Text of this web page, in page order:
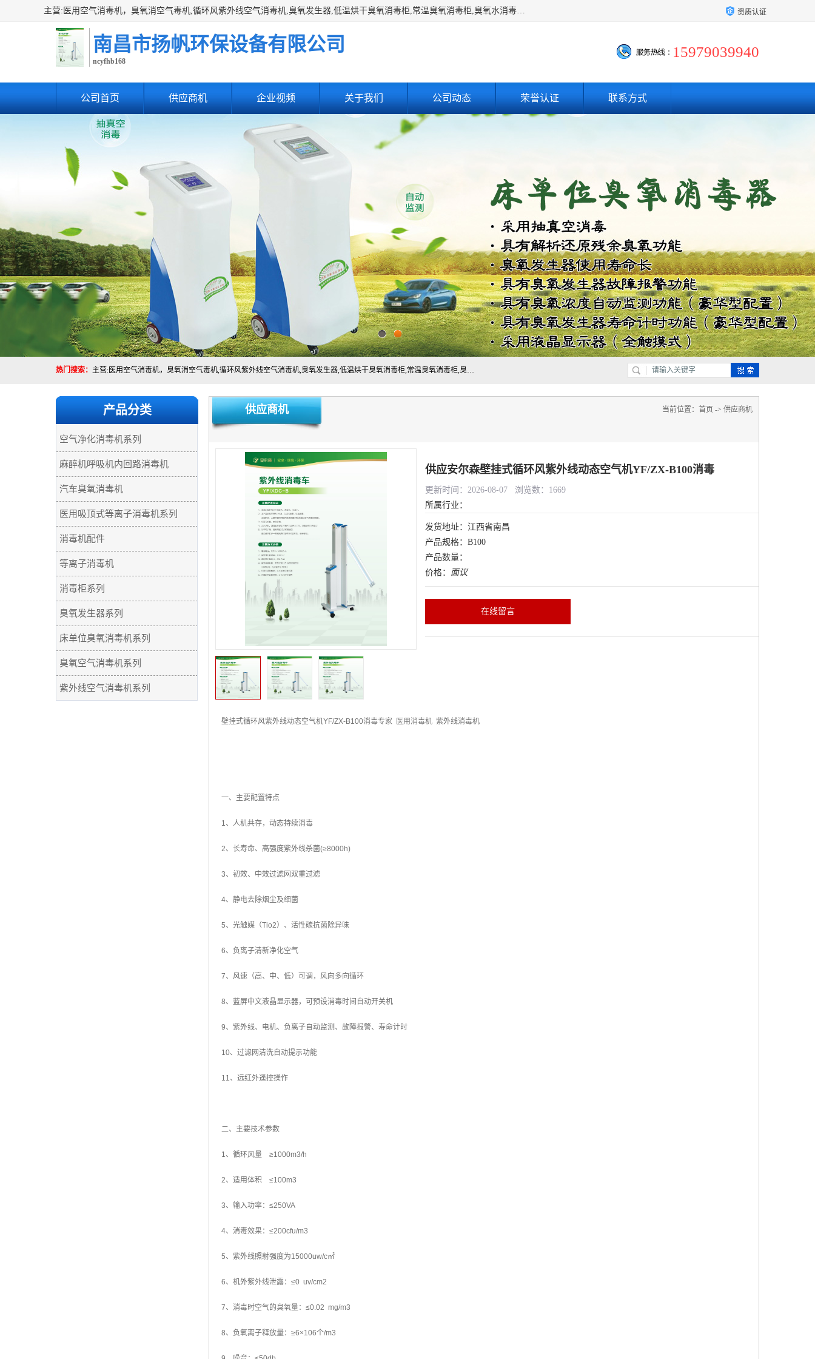
主营:医用空气消毒机，臭氧消空气毒机,循环风紫外线空气消毒机,臭氧发生器,低温烘干臭氧消毒柜,常温臭氧消毒柜,臭氧水消毒机,管道容器臭氧消毒机,内置式臭氧消毒机,外置式臭氧消毒机,床单位臭氧消毒器。医用工作服灭菌柜，医用拖鞋消毒柜,麻醉机内管路消毒机，呼吸机回路消毒机 资质认证
南昌市扬帆环保设备有限公司
ncyfhb168
15979039940
公司首页 供应商机 企业视频 关于我们 公司动态 荣誉认证 联系方式
热门搜索： 主营:医用空气消毒机，臭氧消空气毒机,循环风紫外线空气消毒机,臭氧发生器,低温烘干臭氧消毒柜,常温臭氧消毒柜,臭氧水消毒机,管道容器臭氧消毒机,内置式臭氧消毒机,外置式臭氧消毒机,床单位臭氧消毒器。医用工作服灭菌柜，医用拖鞋消毒柜,麻醉机内管路消毒机，呼吸机回路消毒机
产品分类
空气净化消毒机系列
麻醉机呼吸机内回路消毒机
汽车臭氧消毒机
医用吸顶式等离子消毒机系列
消毒机配件
等离子消毒机
消毒柜系列
臭氧发生器系列
床单位臭氧消毒机系列
臭氧空气消毒机系列
紫外线空气消毒机系列
供应商机 当前位置： 首页 -> 供应商机
供应安尔森壁挂式循环风紫外线动态空气机YF/ZX-B100消毒
更新时间：2026-08-07 浏览数：1669
所属行业：
发货地址：江西省南昌
产品规格：B100
产品数量：
价格： 面议
在线留言
壁挂式循环风紫外线动态空气机YF/ZX-B100消毒专家 医用消毒机 紫外线消毒机
一、主要配置特点
1、人机共存，动态持续消毒
2、长寿命、高强度紫外线杀菌(≥8000h)
3、初效、中效过滤网双重过滤
4、静电去除烟尘及细菌
5、光触媒（Tio2）、活性碳抗菌除异味
6、负离子清新净化空气
7、风速（高、中、低）可调，风向多向循环
8、蓝屏中文液晶显示器，可预设消毒时间自动开关机
9、紫外线、电机、负离子自动监测、故障报警、寿命计时
10、过滤网清洗自动提示功能
11、远红外遥控操作
二、主要技术参数
1、循环风量 ≥1000m3/h
2、适用体积 ≤100m3
3、输入功率：≤250VA
4、消毒效果：≤200cfu/m3
5、紫外线照射强度为15000uw/c㎡
6、机外紫外线泄露：≤0 uv/cm2
7、消毒时空气的臭氧量：≤0.02 mg/m3
8、负氧离子释放量：≥6×106个/m3